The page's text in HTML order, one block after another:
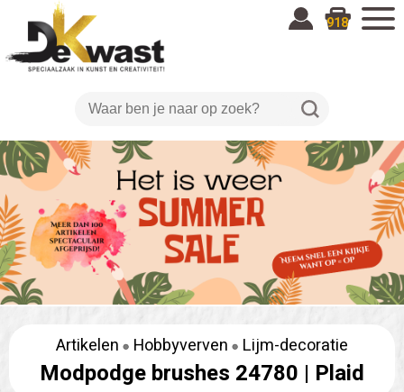
918
Artikelen Hobbyverven Lijm-decoratie
Modpodge brushes 24780 | Plaid